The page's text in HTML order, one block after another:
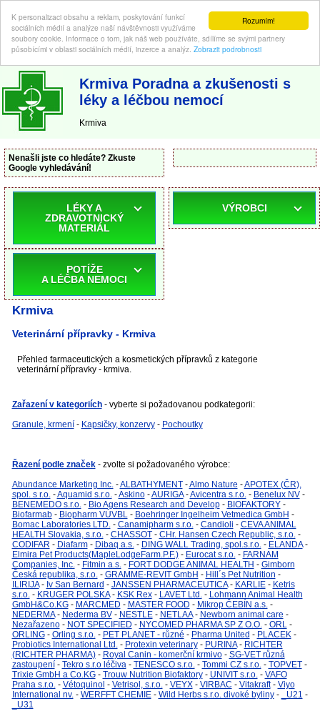
Rozumím!
K personalizaci obsahu a reklam, poskytování funkcí
sociálních médií a analýze naší návštěvnosti využíváme
soubory cookie. Informace o tom, jak náš web používáte, sdílíme se svými partnery
působícími v oblasti sociálních médií, inzerce a analýz. Zobrazit podrobnosti
ABC-LEKARNA.cz | Poradna a zkušenosti s léky a léčbou nemocí
Krmiva Poradna a zkušenosti s
léky a léčbou nemocí
Krmiva
Nenašli jste co hledáte? Zkuste
Google vyhledávání!
LÉKY A
ZDRAVOTNICKÝ
MATERIÁL
POTÍŽE
A LÉČBA NEMOCI
VÝROBCI
Krmiva
Veterinární přípravky - Krmiva
Přehled farmaceutických a kosmetických přípravků z kategorie
veterinární přípravky - krmiva.
Zařazení v kategoriích - vyberte si požadovanou podkategorii:
Granule, krmení- Kapsičky, konzervy- Pochoutky
Řazení podle značek - zvolte si požadovaného výrobce:
Abundance Marketing Inc.-ALBATHYMENT-Almo Nature -APOTEX (ČR),
spol. s r.o.-Aquamid s.r.o.-Askino-AURIGA-Avicentra s.r.o.- Benelux NV-
BENEMEDO s.r.o.- Bio Agens Research and Develop- BIOFAKTORY-
Biofarmab- Biopharm VÚVBL- Boehringer Ingelheim Vetmedica GmbH -
Bomac Laboratories LTD.- Canamipharm s.r.o.- Candioli - CEVA ANIMAL
HEALTH Slovakia, s.r.o.- CHASSOT- CHr. Hansen Czech Republic, s.r.o.-
CODIFAR - Diafarm- Dibaq a.s.- DING WALL Trading, spol.s.r.o.- ELANDA-
Elmira Pet Products(MapleLodgeFarm.P.F.)- Eurocat s.r.o.- FARNAM
Companies, Inc.- Fitmin a.s.- FORT DODGE ANIMAL HEALTH - Gimborn
Česká republika, s.r.o.- GRAMME-REVIT GmbH - Hill´s Pet Nutrition -
ILIRIJA- Iv San Bernard - JANSSEN PHARMACEUTICA- KARLIE- Ketris
s.r.o.- KRUGER POLSKA- KSK Rex- LAVET Ltd.- Lohmann Animal Health
GmbH&Co.KG- MARCMED - MASTER FOOD - Mikrop ČEBÍN a.s.-
NEDERMA- Nederma BV- NESTLE- NETLAA- Newborn animal care -
Nezařazeno- NOT SPECIFIED - NYCOMED PHARMA SP Z O.O.- ORL-
ORLING- Orling s.r.o.- PET PLANET - různé - Pharma United - PLACEK-
Probiotics International Ltd.- Protexin veterinary- PURINA- RICHTER
(RICHTER PHARMA)- Royal Canin - komerční krmivo- SG-VET různá
zastoupení- Tekro s.r.o léčiva- TENESCO s.r.o.- Tommi CZ s.r.o.- TOPVET-
Trixie GmbH a Co.KG- Trouw Nutrition Biofaktory- UNIVIT s.r.o.- VAFO
Praha s.r.o.- Vétoquinol - Vetrisol, s.r.o.- VEYX- VIRBAC - Vitakraft- Viyo
International nv.- WERFFT CHEMIE- Wild Herbs s.r.o. divoké byliny- _U21 -
_U31